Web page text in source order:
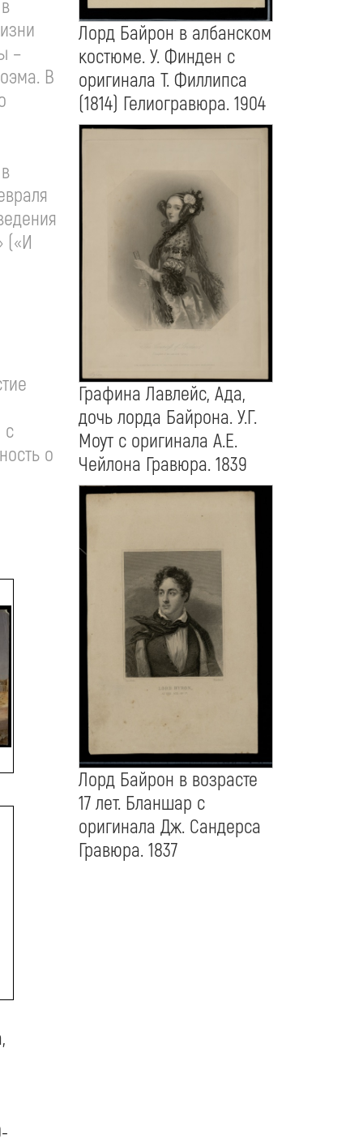
Лорд Байрон в албанском
костюме. У. Финден с
оригинала Т. Филлипса
(1814) Гелиогравюра. 1904
Графина Лавлейс, Ада,
дочь лорда Байрона. У.Г.
Моут с оригинала А.Е.
Чейлона Гравюра. 1839
Лорд Байрон в возрасте
17 лет. Бланшар с
оригинала Дж. Сандерса
Гравюра. 1837
–
В
(«И
с
о